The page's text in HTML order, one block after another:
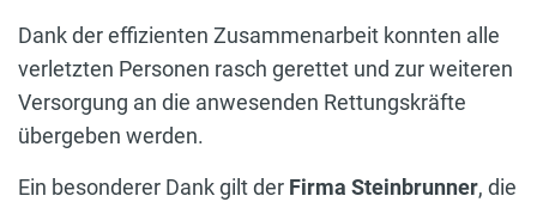
Dank der effizienten Zusammenarbeit konnten alle
verletzten Personen rasch gerettet und zur weiteren
Versorgung an die anwesenden Rettungskräfte
übergeben werden.
Ein besonderer Dank gilt der Firma Steinbrunner, die